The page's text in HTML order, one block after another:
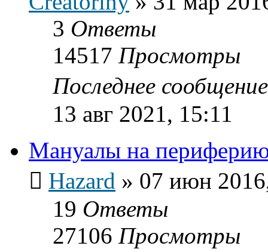
3 Ответы
14517 Просмотры
Последнее
13 авг 2021, 15:11
Мануалы на
Hazard » 07 июн
19 Ответы
27106 Просмотры